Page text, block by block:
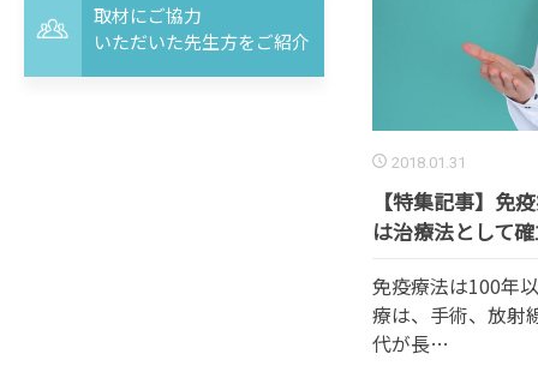
2018.01.31
【特集記事】免
は治療法として
免疫療法は100年
療は、手術、放射
代が長…
取材にご協力
いただいた先生方をご紹介